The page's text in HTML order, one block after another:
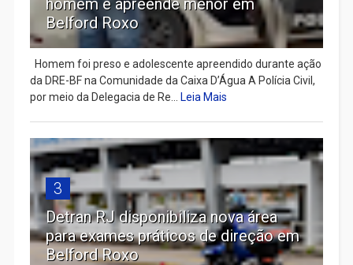
Belford Roxo
Homem foi preso e adolescente apreendido durante ação
da DRE-BF na Comunidade da Caixa D’Água A Polícia Civil,
por meio da Delegacia de Re... Leia Mais
3
Detran RJ disponibiliza nova área
para exames práticos de direção em
Belford Roxo